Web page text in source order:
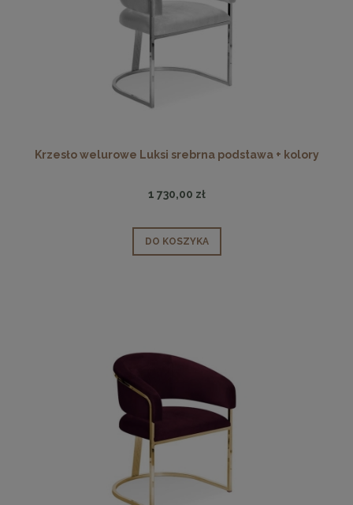
Krzesło welurowe Luksi srebrna podstawa + kolory
1 730,00 zł
DO KOSZYKA